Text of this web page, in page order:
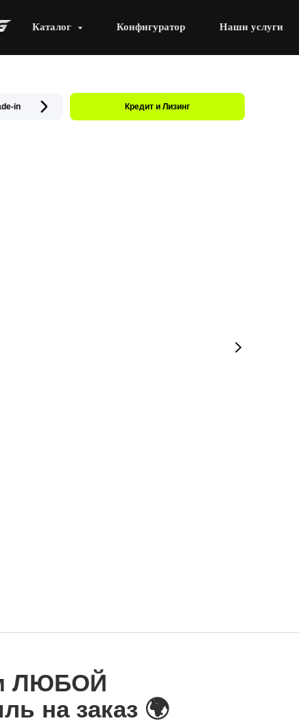
Каталог Конфигуратор Наши услуги
in Кредит и Лизинг
ЛЮБОЙ
на заказ 🌍